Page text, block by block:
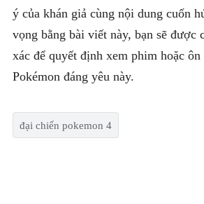
ý của khán giả cùng nội dung cuốn
vọng bằng bài viết này, bạn sẽ được
xác để quyết định xem phim hoặc
Pokémon đáng yêu này.
đại chiến pokemon 4